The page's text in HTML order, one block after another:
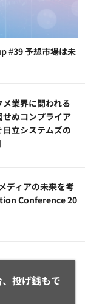
#39 予想市場は未
業界に問われる
せぬコンプライア
立システムズの
ディアの未来を考
Conference 20
投げ銭もで